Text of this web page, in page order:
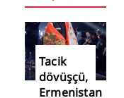
Tacik
dövüşçü,
Ermenistan